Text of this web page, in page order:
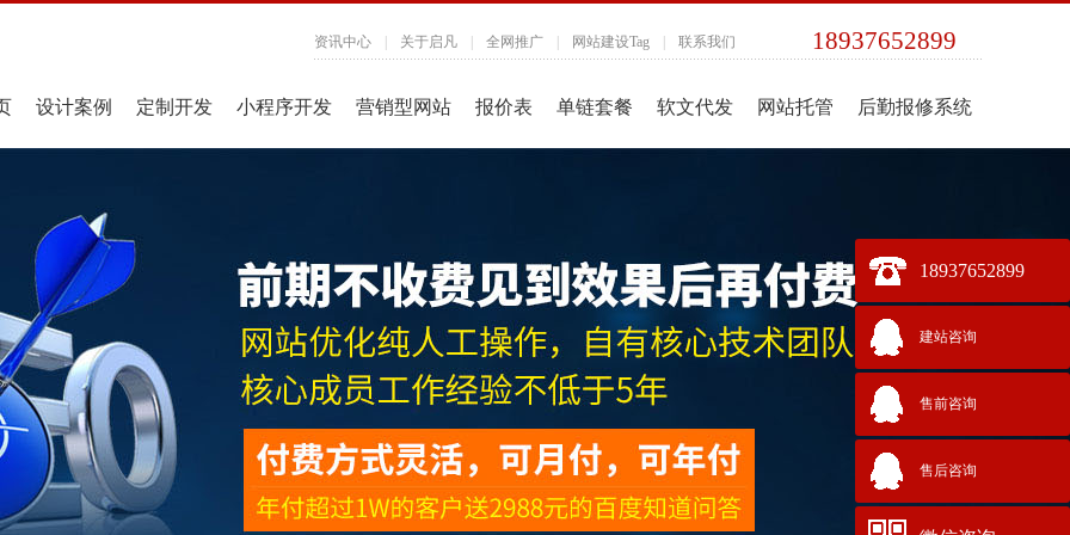
资讯中心 关于启凡 全网推广 网站建设Tag 联系我们 18937652899
设计案例 定制开发 小程序开发 营销型网站 报价表 单链套餐 软文代发 网站托管 后勤报修系统
18937652899
建站咨询
售前咨询
售后咨询